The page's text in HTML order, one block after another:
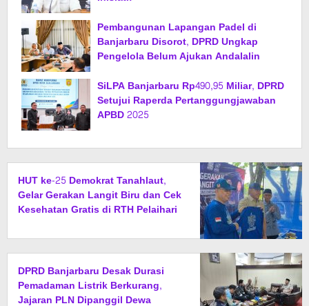
Pembangunan Lapangan Padel di
Banjarbaru Disorot, DPRD Ungkap
Pengelola Belum Ajukan Andalalin
SiLPA Banjarbaru Rp490,95 Miliar, DPRD
Setujui Raperda Pertanggungjawaban
APBD 2025
HUT ke-25 Demokrat Tanahlaut,
Gelar Gerakan Langit Biru dan Cek
Kesehatan Gratis di RTH Pelaihari
DPRD Banjarbaru Desak Durasi
Pemadaman Listrik Berkurang,
Jajaran PLN Dipanggil Dewa